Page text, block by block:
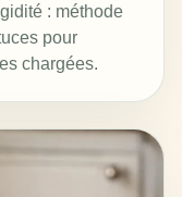
: méthode
pour
chargées.